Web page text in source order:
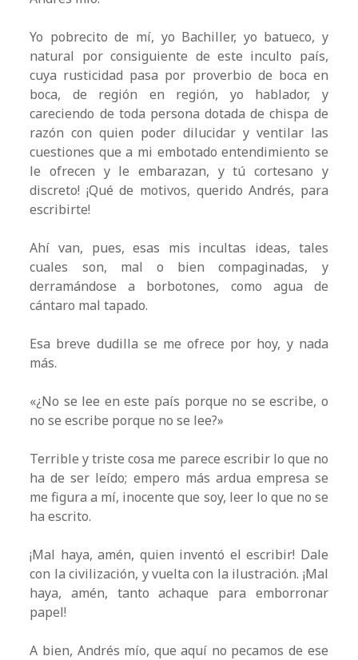
Yo pobrecito de mí, yo Bachiller, yo batueco, y
natural por consiguiente de este inculto país,
cuya rusticidad pasa por proverbio de boca en
boca, de región en región, yo hablador, y
careciendo de toda persona dotada de chispa de
razón con quien poder dilucidar y ventilar las
cuestiones que a mi embotado entendimiento se
le ofrecen y le embarazan, y tú cortesano y
discreto! ¡Qué de motivos, querido Andrés, para
escribirte!
Ahí van, pues, esas mis incultas ideas, tales
cuales son, mal o bien compaginadas, y
derramándose a borbotones, como agua de
cántaro mal tapado.
Esa breve dudilla se me ofrece por hoy, y nada
más.
«¿No se lee en este país porque no se escribe, o
no se escribe porque no se lee?»
Terrible y triste cosa me parece escribir lo que no
ha de ser leído; empero más ardua empresa se
me figura a mí, inocente que soy, leer lo que no se
ha escrito.
¡Mal haya, amén, quien inventó el escribir! Dale
con la civilización, y vuelta con la ilustración. ¡Mal
haya, amén, tanto achaque para emborronar
papel!
A bien, Andrés mío, que aquí no pecamos de ese